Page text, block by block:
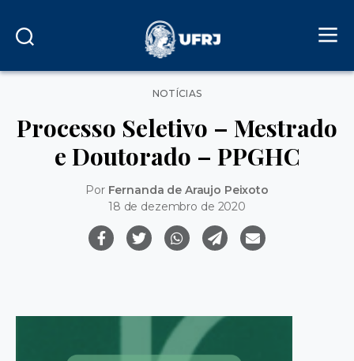
Categorias
NOTÍCIAS
Processo Seletivo – Mestrado
e Doutorado – PPGHC
Por Fernanda de Araujo Peixoto
18 de dezembro de 2020